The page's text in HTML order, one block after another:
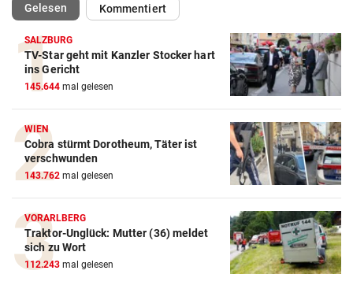
Gelesen(ausgewählt)Kommentiert
SALZBURG
TV-Star geht mit Kanzler Stocker hart
ins Gericht
145.644 mal gelesen
WIEN
Cobra stürmt Dorotheum, Täter ist
verschwunden
143.762 mal gelesen
VORARLBERG
Traktor-Unglück: Mutter (36) meldet
sich zu Wort
112.243 mal gelesen
Action-Cam Vergleich
ZUM VERGLEICH
Crosstrainer Vergleich
ZUM VERGLEICH
E-Bike Vergleich
ZUM VERGLEICH
Elektro-Scooter Vergleich
ZUM VERGLEICH